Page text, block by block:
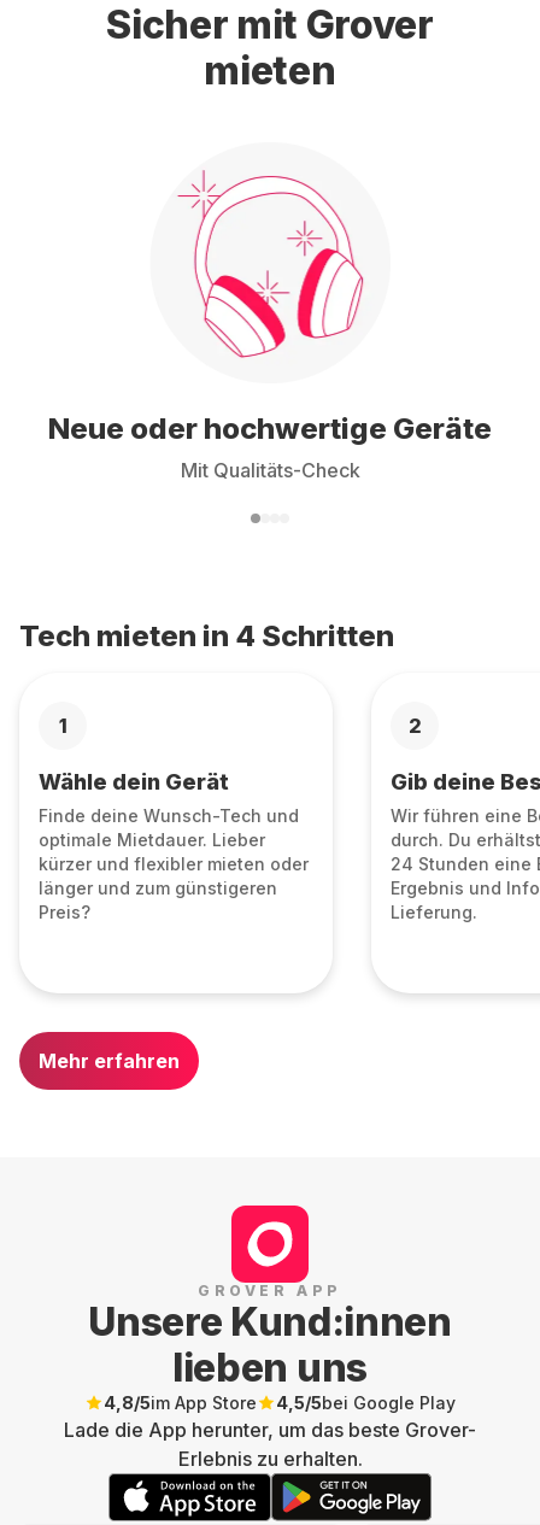
Sicher mit Grover
mieten
Neue oder hochwertige Geräte
Mit Qualitäts-Check
Tech mieten in 4 Schritten
1
Wähle dein Gerät
Finde deine Wunsch-Tech und
optimale Mietdauer. Lieber
kürzer und flexibler mieten oder
länger und zum günstigeren
Preis?
2
Gib deine
Wir führen eine
durch. Du
24 Stunden eine
Ergebnis und
Lieferung.
Mehr erfahren
GROVER APP
Unsere Kund:innen
lieben uns
4,8/5im App Store 4,5/5bei Google Play
Lade die App herunter, um das beste Grover-
Erlebnis zu erhalten.